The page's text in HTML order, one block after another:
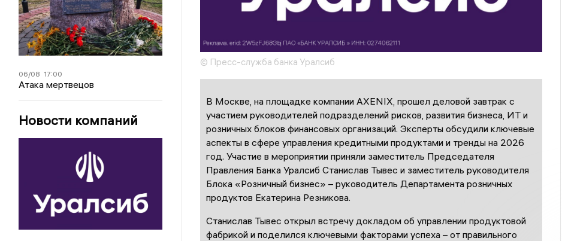
06/08 17:00
Атака мертвецов
Новости компаний
© Пресс-служба банка Уралсиб
В Москве, на площадке компании AXENIX, прошел деловой завтрак с
участием руководителей подразделений рисков, развития бизнеса, ИТ и
розничных блоков финансовых организаций. Эксперты обсудили ключевые
аспекты в сфере управления кредитными продуктами и тренды на 2026
год. Участие в мероприятии приняли заместитель Председателя
Правления Банка Уралсиб Станислав Тывес и заместитель руководителя
Блока «Розничный бизнес» – руководитель Департамента розничных
продуктов Екатерина Резникова.
Станислав Тывес открыл встречу докладом об управлении продуктовой
фабрикой и поделился ключевыми факторами успеха – от правильного